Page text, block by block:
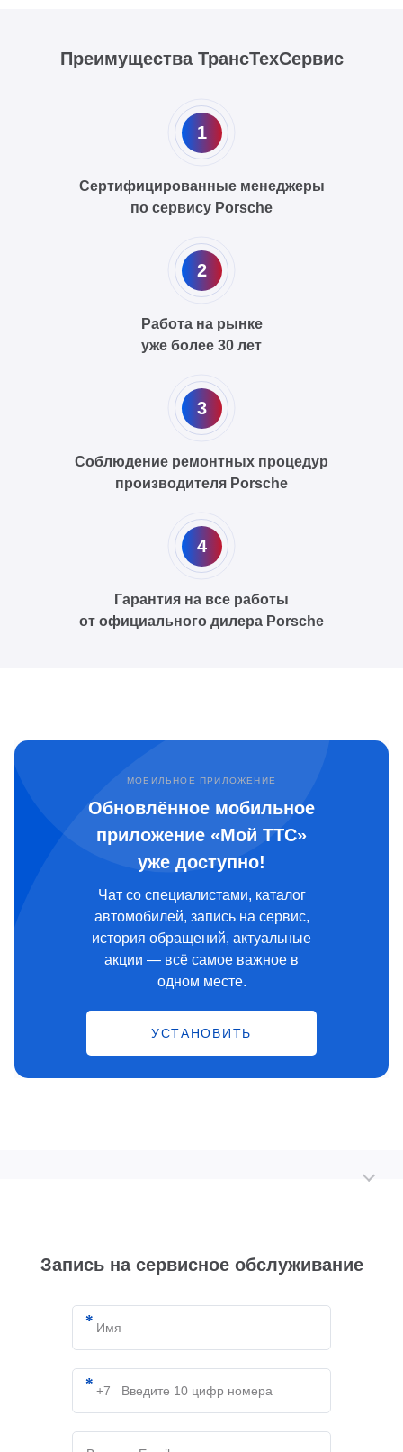
Преимущества ТрансТехСервис
1
Сертифицированные менеджеры
по сервису Porsche
2
Работа на рынке
уже более 30 лет
3
Соблюдение ремонтных процедур
производителя Porsche
4
Гарантия на все работы
от официального дилера Porsche
МОБИЛЬНОЕ ПРИЛОЖЕНИЕ
Обновлённое мобильное
приложение «Мой ТТС»
уже доступно!
Чат со специалистами, каталог
автомобилей, запись на сервис,
история обращений, актуальные
акции — всё самое важное в
одном месте.
УСТАНОВИТЬ
Запись на сервисное обслуживание